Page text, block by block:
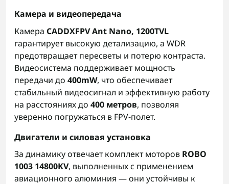
Камера и видеопередача
Камера CADDXFPV Ant Nano, 1200TVL
гарантирует высокую детализацию, а WDR
предотвращает пересветы и потерю контраста.
Видеосистема поддерживает мощность
передачи до 400mW, что обеспечивает
стабильный видеосигнал и эффективную работу
на расстояниях до 400 метров, позволяя
уверенно погружаться в FPV-полет.
Двигатели и силовая установка
За динамику отвечает комплект моторов ROBO
1003 14800KV, выполненных с применением
авиационного алюминия — они устойчивы к